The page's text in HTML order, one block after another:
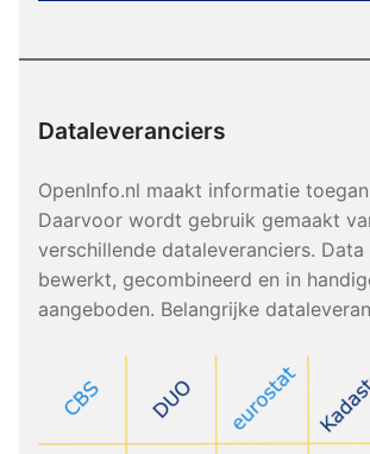
Dataleveranciers
OpenInfo.nl maakt informatie
Daarvoor wordt gebruik gemaakt
verschillende dataleveranciers.
bewerkt, gecombineerd en in
aangeboden. Belangrijke